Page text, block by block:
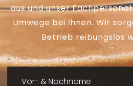
aus und unser
Umwege bei Ihnen. Wir
Betrieb reibungslos